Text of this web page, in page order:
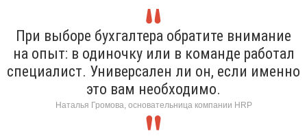
При выборе бухгалтера обратите внимание
на опыт: в одиночку или в команде работал
специалист. Универсален ли он, если именно
это вам необходимо.
Наталья Громова, основательница компании HRP